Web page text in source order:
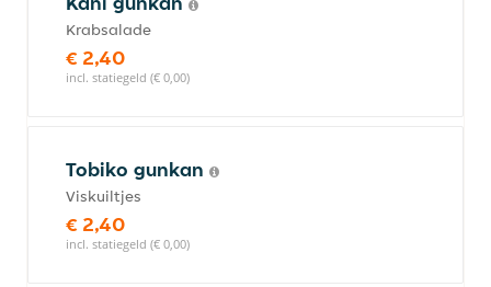
Krabsalade
€ 2,40
incl. statiegeld (€ 0,00)
Tobiko gunkan
Viskuiltjes
€ 2,40
incl. statiegeld (€ 0,00)